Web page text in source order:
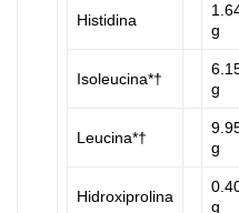
Histidina
g
Isoleucina*†
g
Leucina*†
g
Hidroxiprolina
g